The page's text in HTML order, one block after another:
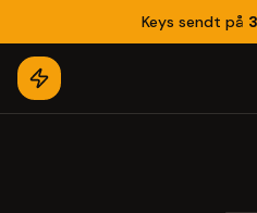
Keys sendt på